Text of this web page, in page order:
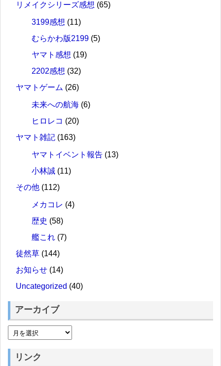
リメイクシリーズ感想 (65)
3199感想 (11)
むらかわ版2199 (5)
ヤマト感想 (19)
2202感想 (32)
ヤマトゲーム (26)
未来への航海 (6)
ヒロレコ (20)
ヤマト雑記 (163)
ヤマトイベント報告 (13)
小林誠 (11)
その他 (112)
メカコレ (4)
歴史 (58)
艦これ (7)
徒然草 (144)
お知らせ (14)
Uncategorized (40)
アーカイブ
リンク